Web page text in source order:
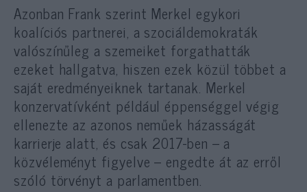
Azonban Frank szerint Merkel egykori
koalíciós partnerei, a szociáldemokraták
valószínűleg a szemeiket forgathatták
ezeket hallgatva, hiszen ezek közül többet a
saját eredményeiknek tartanak. Merkel
konzervatívként például éppenséggel végig
ellenezte az azonos neműek házasságát
karrierje alatt, és csak 2017-ben – a
közvéleményt figyelve – engedte át az erről
szóló törvényt a parlamentben.